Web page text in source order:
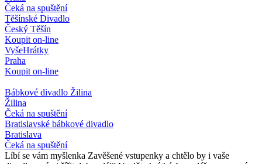
Čeká na spuštění
Těšínské Divadlo
Český Těšín
Koupit on-line
VyšeHrátky
Praha
Koupit on-line
Bábkové divadlo Žilina
Žilina
Čeká na spuštění
Bratislavské bábkové divadlo
Bratislava
Čeká na spuštění
Líbí se vám myšlenka Zavěšené vstupenky a chtělo by i vaše